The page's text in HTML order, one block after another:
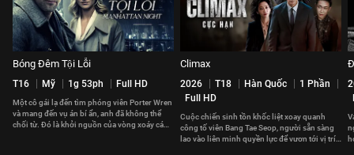
Bóng Đêm Tội Lỗi
T16 Mỹ 1g 53ph Full HD
Một cô gái lạ đến tìm phóng viên Porter Wren
và mang đến vụ án bí ẩn, anh đã không thể
chối từ. Đó là khởi nguồn của vòng xoáy cám
Climax
2026 T18 Hàn Quốc
1 Phần
Full HD
Cuộc chiến sinh tồn khốc liệt xoay quanh
công tố viên Bang Tae Seop, người sẵn sàng
lao vào liên minh quyền lực để vươn tới vị trí